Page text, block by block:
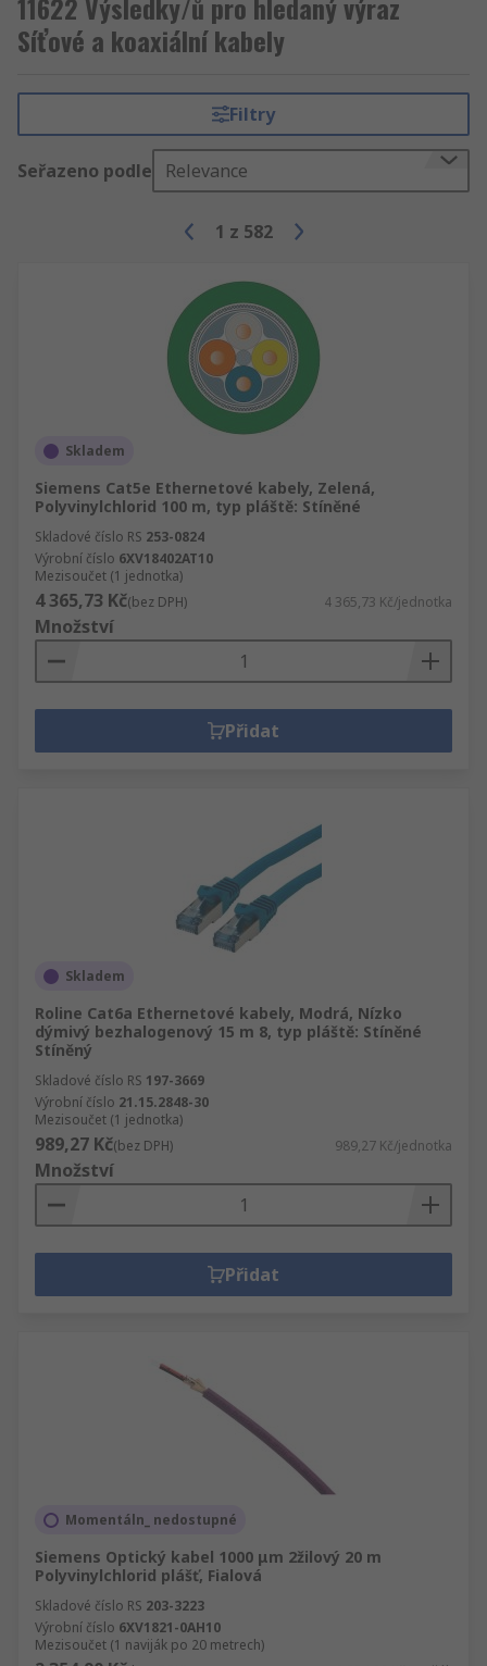
Síťové a koaxiální kabely
Filtry
Seřazeno podle Relevance
1 z 582
Skladem
Siemens Cat5e Ethernetové kabely, Zelená,
Polyvinylchlorid 100 m, typ pláště: Stíněné
Skladové číslo RS 253-0824
Výrobní číslo 6XV18402AT10
Mezisoučet (1 jednotka)
4 365,73 Kč(bez DPH) 4 365,73 Kč/jednotka
Množství
Přidat
Skladem
Roline Cat6a Ethernetové kabely, Modrá, Nízko
dýmivý bezhalogenový 15 m 8, typ pláště: Stíněné
Stíněný
Skladové číslo RS 197-3669
Výrobní číslo 21.15.2848-30
Mezisoučet (1 jednotka)
989,27 Kč(bez DPH) 989,27 Kč/jednotka
Množství
Přidat
Momentáln_ nedostupné
Siemens Optický kabel 1000 μm 2žilový 20 m
Polyvinylchlorid plášť, Fialová
Skladové číslo RS 203-3223
Výrobní číslo 6XV1821-0AH10
Mezisoučet (1 naviják po 20 metrech)